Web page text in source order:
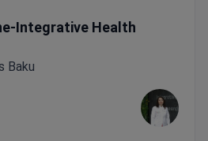
Integrative Health
Baku